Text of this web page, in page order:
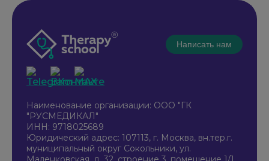
Написать нам
Наименование организации: ООО "ГК
"РУСМЕДИКАЛ"
ИНН: 9718025689
Юридический адрес: 107113, г. Москва, вн.тер.г.
муниципальный округ Сокольники, ул.